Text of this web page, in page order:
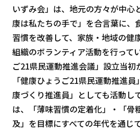
いずみ会」は、地元の方々が中心
康は私たちの手で」を合言葉に、
習慣を改善して、家族・地域の健
組織のボランティア活動を行って
ご21県民運動推進会議」設立当初
「健康ひょうご21県民運動推進
康づくり推進員」としても活動し
は、「薄味習慣の定着化」・「骨
及」を目標にすべての年代を通じ